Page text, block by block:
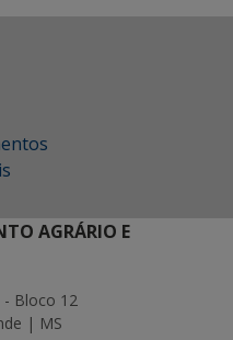
AGRÁRIO E
- Bloco 12
| MS